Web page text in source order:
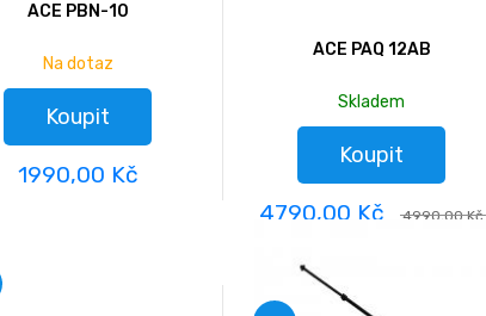
ACE PBN-10
Na dotaz
Koupit
1990,00 Kč
ACE PAQ 12AB
Skladem
Koupit
4790,00 Kč 4990,00 Kč